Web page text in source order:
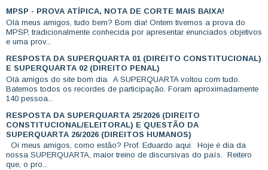
MPSP - PROVA ATÍPICA, NOTA DE CORTE MAIS BAIXA!
Olá meus amigos, tudo bem? Bom dia! Ontem tivemos a prova do
MPSP, tradicionalmente conhecida por apresentar enunciados objetivos
e uma prov...
RESPOSTA DA SUPERQUARTA 01 (DIREITO CONSTITUCIONAL)
E SUPERQUARTA 02 (DIREITO PENAL)
Olá amigos do site bom dia. A SUPERQUARTA voltou com tudo.
Batemos todos os recordes de participação. Foram aproximadamente
140 pessoa...
RESPOSTA DA SUPERQUARTA 25/2026 (DIREITO
CONSTITUCIONAL/ELEITORAL) E QUESTÃO DA
SUPERQUARTA 26/2026 (DIREITOS HUMANOS)
Oi meus amigos, como estão? Prof. Eduardo aqui. Hoje é dia da
nossa SUPERQUARTA, maior treino de discursivas do país. Reitero
que, o pro...